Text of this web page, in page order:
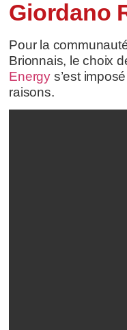
Giordano
Pour la
Brionnais, le choix
Energys’est
raisons.